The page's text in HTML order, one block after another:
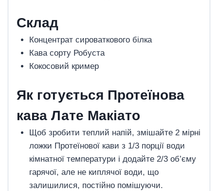
Склад
Концентрат сироваткового білка
Кава сорту Робуста
Кокосовий кример
Як готується Протеїнова
кава Лате Макіато
Щоб зробити теплий напій, змішайте 2 мірні
ложки Протеїнової кави з 1/3 порції води
кімнатної температури і додайте 2/3 об’єму
гарячої, але не киплячої води, що
залишилися, постійно помішуючи.